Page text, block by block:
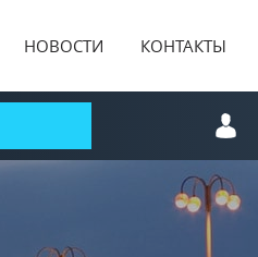
НОВОСТИ КОНТАКТЫ